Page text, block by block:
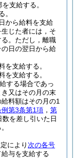
支給する。
。
から給料を支給
じた者には，そ
。 ただし，離職
日の翌日から給
を支給する。
を支給する。
する場合であっ
又はその月の末
料額はその月の1
第3条第1項 ， 第
を差し引いた日
により 次の各号
与を支給する